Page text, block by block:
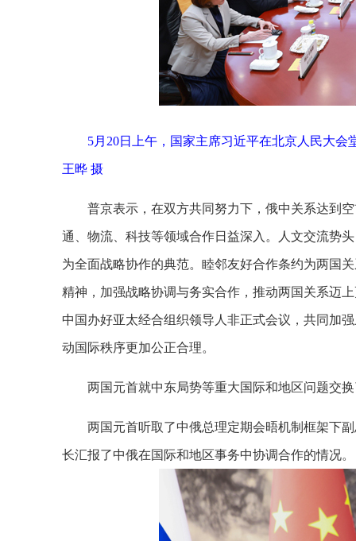
5月20日上午，国家主席习近平在北京人民大
王晔 摄
普京表示，在双方共同努力下，俄中关系达到
通、物流、科技等领域合作日益深入。人文交流势
为全面战略协作的典范。睦邻友好合作条约为两国
精神，加强战略协调与务实合作，推动两国关系迈
中国办好亚太经合组织领导人非正式会议，共同加
动国际秩序更加公正合理。
两国元首就中东局势等重大国际和地区问题交
两国元首听取了中俄总理定期会晤机制框架下
长汇报了中俄在国际和地区事务中协调合作的情况。